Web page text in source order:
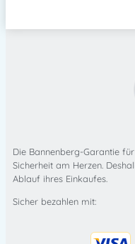
Die Bannenberg-Garantie
Sicherheit am Herzen.
Ablauf ihres Einkaufes.
Sicher bezahlen mit: